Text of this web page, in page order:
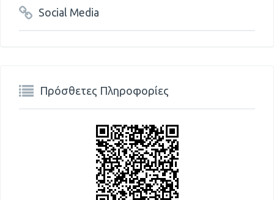
Social Media
Πρόσθετες Πληροφορίες